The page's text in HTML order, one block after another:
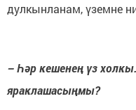
дулкынланам, үземне
– Һәр кешенең үз
яраклашасыңмы?